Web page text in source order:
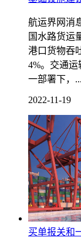
航运界网消
国水路货运
港口货物吞
4%。交通
一部署下，...
2022-11-19
买单报关和